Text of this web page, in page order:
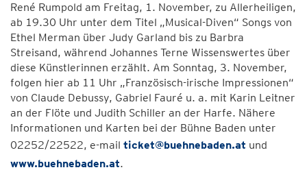
René Rumpold am Freitag, 1. November, zu Allerheiligen,
ab 19.30 Uhr unter dem Titel „Musical-Diven“ Songs von
Ethel Merman über Judy Garland bis zu Barbra
Streisand, während Johannes Terne Wissenswertes über
diese Künstlerinnen erzählt. Am Sonntag, 3. November,
folgen hier ab 11 Uhr „Französisch-irische Impressionen“
von Claude Debussy, Gabriel Fauré u. a. mit Karin Leitner
an der Flöte und Judith Schiller an der Harfe. Nähere
Informationen und Karten bei der Bühne Baden unter
02252/22522, e-mail ticket@buehnebaden.at und
www.buehnebaden.at.